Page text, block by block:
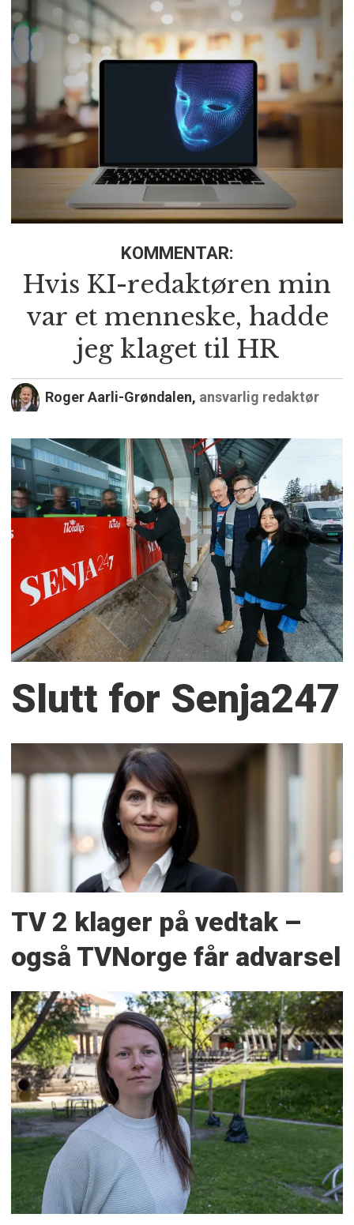
KOMMENTAR:
Hvis KI-redaktøren min
var et menneske, hadde
jeg klaget til HR
Roger Aarli-Grøndalen, ansvarlig redaktør
Slutt for Senja247
TV 2 klager på vedtak –
også TVNorge får advarsel